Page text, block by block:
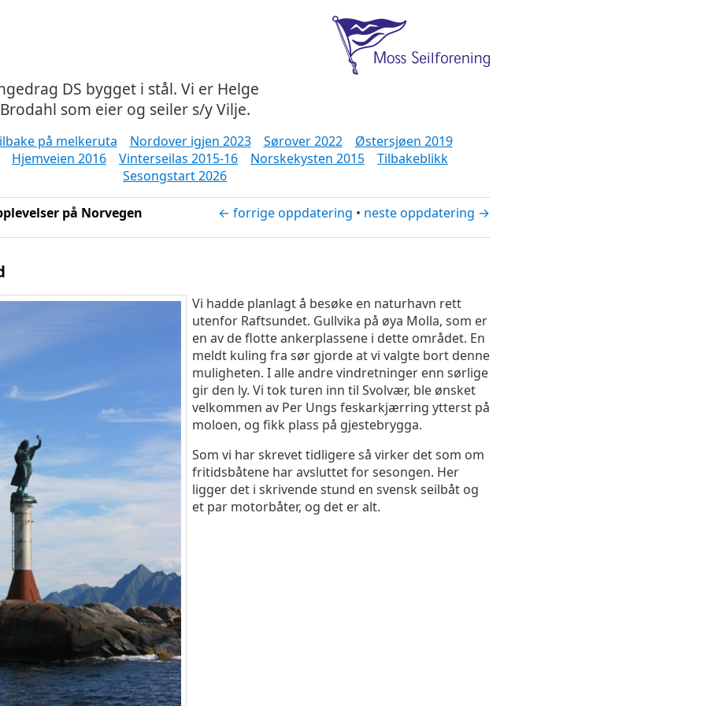
DS bygget i stål. Vi er Helge
som eier og seiler s/y Vilje.
på melkeruta Nordover igjen 2023 Sørover 2022
Østersjøen 2019
Hjemveien 2016 Vinterseilas 2015-16 Norskekysten 2015
Tilbakeblikk
Sesongstart 2026
på Norvegen ← forrige oppdatering • neste oppdatering →
Vi hadde planlagt å besøke en naturhavn rett
utenfor Raftsundet. Gullvika på øya Molla, som er
en av de flotte ankerplassene i dette området. En
meldt kuling fra sør gjorde at vi valgte bort denne
muligheten. I alle andre vindretninger enn sørlige
gir den ly. Vi tok turen inn til Svolvær, ble ønsket
velkommen av Per Ungs feskarkjærring ytterst på
moloen, og fikk plass på gjestebrygga.
Som vi har skrevet tidligere så virker det som om
fritidsbåtene har avsluttet for sesongen. Her
ligger det i skrivende stund en svensk seilbåt og
et par motorbåter, og det er alt.